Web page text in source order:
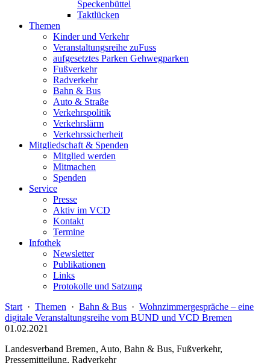
Speckenbüttel
Taktlücken
Themen
Kinder und Verkehr
Veranstaltungsreihe zuFuss
aufgesetztes Parken Gehwegparken
Fußverkehr
Radverkehr
Bahn & Bus
Auto & Straße
Verkehrspolitik
Verkehrslärm
Verkehrssicherheit
Mitgliedschaft & Spenden
Mitglied werden
Mitmachen
Spenden
Service
Presse
Aktiv im VCD
Kontakt
Termine
Infothek
Newsletter
Publikationen
Links
Protokolle und Satzung
Start · Themen · Bahn & Bus · Wohnzimmergespräche – eine
digitale Veranstaltungsreihe vom BUND und VCD Bremen
01.02.2021
Landesverband Bremen, Auto, Bahn & Bus, Fußverkehr,
Pressemitteilung, Radverkehr